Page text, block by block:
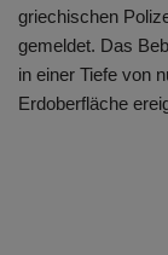
griechischen
gemeldet. Das
in einer Tiefe von
Erdoberfläche